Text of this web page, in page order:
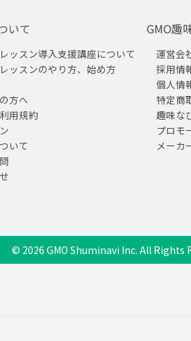
いて
ッスン導入支援講座について
ッスンのやり方、始め方
方へ
用規約
いて
GMO趣
運営会
採用情
個人情
特定商
趣味な
プロモ
メーカ
© 2026 GMO Shuminavi Inc. All Rights